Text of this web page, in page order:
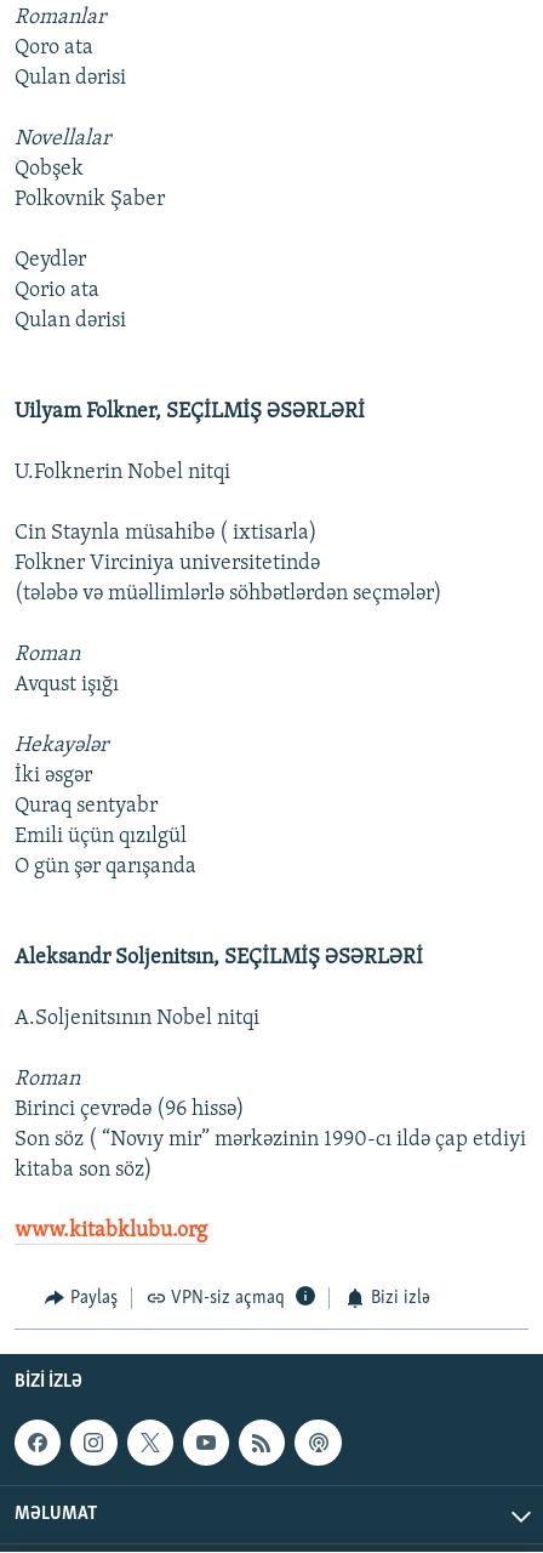
Romanlar
Qoro ata
Qulan dərisi
Novellalar
Qobşek
Polkovnik Şaber
Qeydlər
Qorio ata
Qulan dərisi
Uilyam Folkner, SEÇİLMİŞ ƏSƏRLƏRİ
U.Folknerin Nobel nitqi
Cin Staynla müsahibə ( ixtisarla)
Folkner Virciniya universitetində
(tələbə və müəllimlərlə söhbətlərdən seçmələr)
Roman
Avqust işığı
Hekayələr
İki əsgər
Quraq sentyabr
Emili üçün qızılgül
O gün şər qarışanda
Aleksandr Soljenitsın, SEÇİLMİŞ ƏSƏRLƏRİ
A.Soljenitsının Nobel nitqi
Roman
Birinci çevrədə (96 hissə)
Son söz ( “Novıy mir” mərkəzinin 1990-cı ildə çap etdiyi
kitaba son söz)
www.kitabklubu.org
Paylaş VPN-siz açmaq Bizi izlə
BIZI IZLƏ
MƏLUMAT